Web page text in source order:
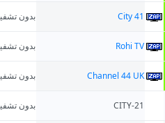
City 41 بدون
Rohi TV بدون
Channel 44 UK بدون
CITY-21 بدون